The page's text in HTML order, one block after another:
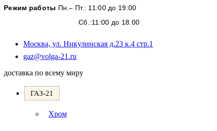
вашем
приложении
Режим работы Пн.– Пт.: 11:00 до 19:00
Сб.:11:00 до 18.00
Москва, ул. Никулинская д.23 к.4 стр.1
gaz@volga-21.ru
вашем
доставка по всему миру
ГАЗ-21
Хром